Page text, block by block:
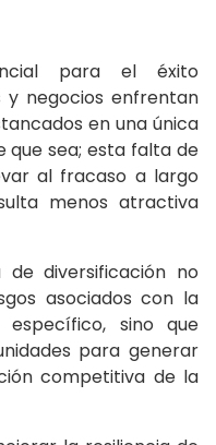
para el éxito
y negocios enfrentan
en una única
sea; esta falta de
al fracaso a largo
menos atractiva
diversificación no
asociados con la
sino que
para generar
competitiva de la